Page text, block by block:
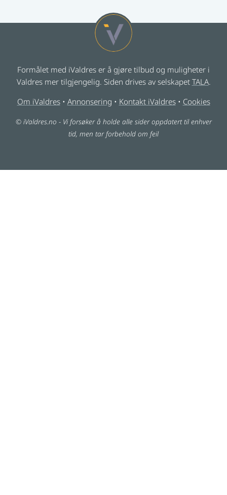
Formålet med iValdres er å gjøre tilbud og muligheter i
Valdres mer tilgjengelig. Siden drives av selskapet TALA.
Om iValdres• Annonsering • Kontakt iValdres• Cookies
© iValdres.no - Vi forsøker å holde alle sider oppdatert til enhver
tid, men tar forbehold om feil